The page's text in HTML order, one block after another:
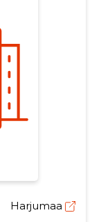
Harjumaa